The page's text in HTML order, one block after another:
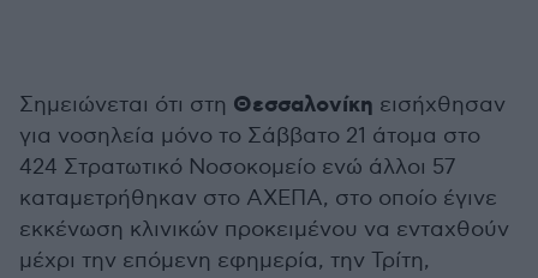
Σημειώνεται ότι στη Θεσσαλονίκη εισήχθησαν
για νοσηλεία μόνο το Σάββατο 21 άτομα στο
424 Στρατωτικό Νοσοκομείο ενώ άλλοι 57
καταμετρήθηκαν στο ΑΧΕΠΑ, στο οποίο έγινε
εκκένωση κλινικών προκειμένου να ενταχθούν
μέχρι την επόμενη εφημερία, την Τρίτη,